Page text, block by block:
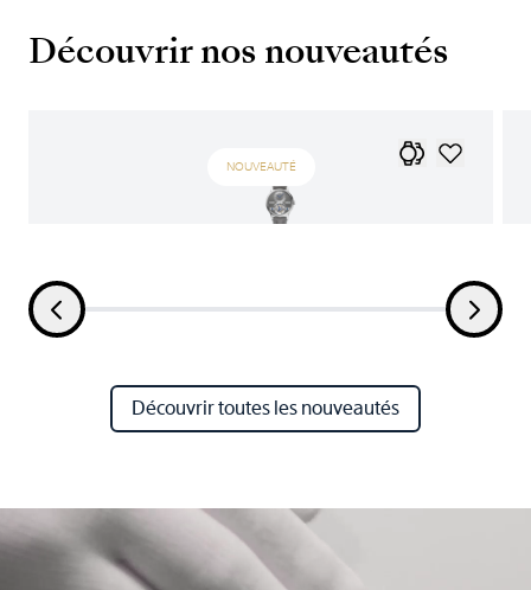
Découvrir nos nouveautés
NOUVEAUTÉ
Découvrir toutes les nouveautés